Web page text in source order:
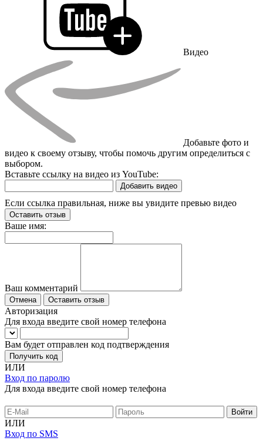
Видео
Добавьте фото и
видео к своему отзыву, чтобы помочь другим определиться с
выбором.
Вставьте ссылку на видео из YouTube:
Добавить видео
Если ссылка правильная, ниже вы увидите превью видео
Оставить отзыв
Ваше имя:
Ваш комментарий
Отмена Оставить отзыв
Авторизация
Для входа введите свой номер телефона
Вам будет отправлен код подтверждения
Получить код
ИЛИ
Вход по паролю
Для входа введите свой номер телефона
ИЛИ
Вход по SMS